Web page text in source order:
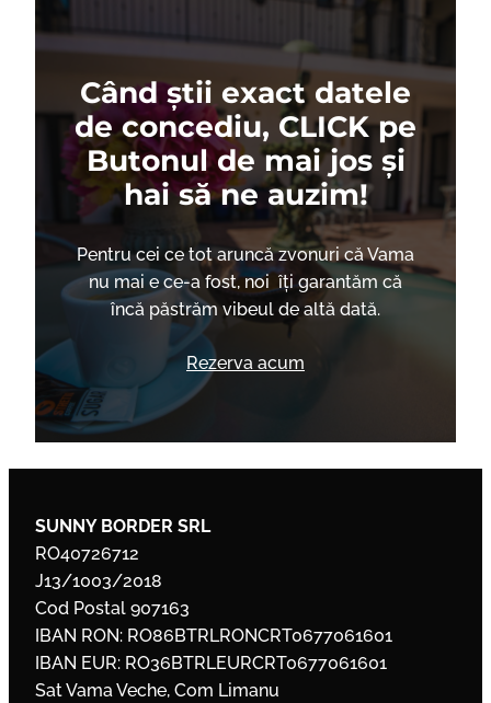
Când știi exact datele
de concediu, CLICK pe
Butonul de mai jos și
hai să ne auzim!
Pentru cei ce tot aruncă zvonuri că Vama
nu mai e ce-a fost, noi îți garantăm că
încă păstrăm vibeul de altă dată.
Rezerva acum
SUNNY BORDER SRL
RO40726712
J13/1003/2018
Cod Postal 907163
IBAN RON: RO86BTRLRONCRT0677061601
IBAN EUR: RO36BTRLEURCRT0677061601
Sat Vama Veche, Com Limanu